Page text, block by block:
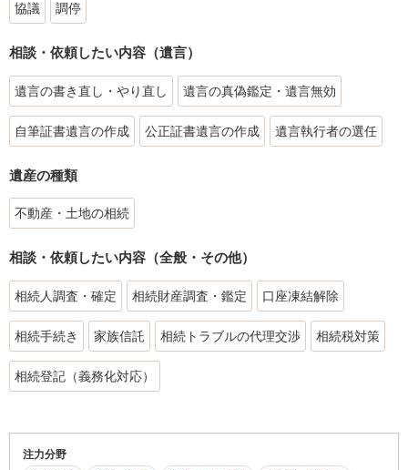
協議 調停
相談・依頼したい内容（遺言）
遺言の書き直し・やり直し 遺言の真偽鑑定・遺言無効
自筆証書遺言の作成 公正証書遺言の作成 遺言執行者の選任
遺産の種類
不動産・土地の相続
相談・依頼したい内容（全般・その他）
相続人調査・確定 相続財産調査・鑑定 口座凍結解除
相続手続き 家族信託 相続トラブルの代理交渉 相続税対策
相続登記（義務化対応）
注力分野